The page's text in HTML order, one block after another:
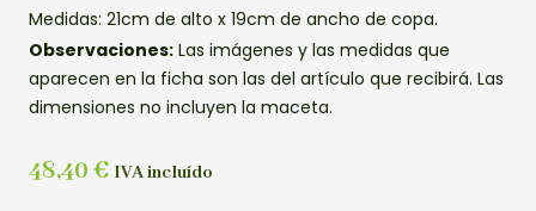
Medidas: 21cm de alto x 19cm de ancho de copa.
Observaciones: Las imágenes y las medidas que
aparecen en la ficha son las del artículo que recibirá. Las
dimensiones no incluyen la maceta.
48,40 € IVA incluído